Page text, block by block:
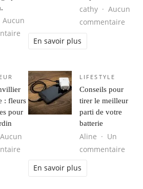
Aucun
cathy
Aucun
commentaire
En savoir plus
: fleurs
pour
Aucun
sur Bougainvillier de Mèze :
LIFESTYLE
Conseils pour
tirer le meilleur
parti de votre
batterie
Aline
Un
commentaire
En savoir plus